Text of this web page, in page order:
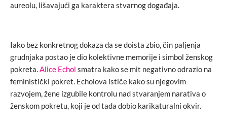
aureolu, lišavajući ga karaktera stvarnog događaja.
Iako bez konkretnog dokaza da se doista zbio, čin paljenja
grudnjaka postao je dio kolektivne memorije i simbol ženskog
pokreta.Alice Echol smatra kako se mit negativno odrazio na
feministički pokret. Echolova ističe kako su njegovim
razvojem, žene izgubile kontrolu nad stvaranjem narativa o
ženskom pokretu, koji je od tada dobio karikaturalni okvir.